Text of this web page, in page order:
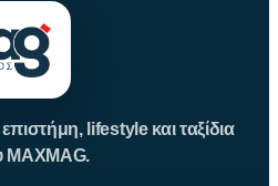
lifestyle και ταξίδια
MAXMAG.